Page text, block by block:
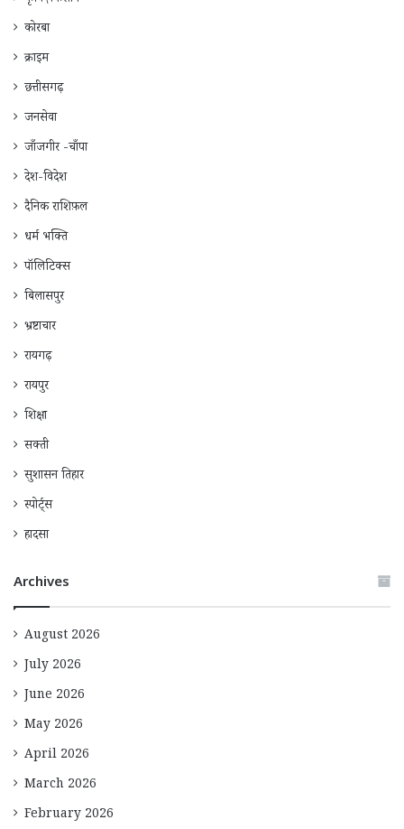
कोरबा
क्राइम
छत्तीसगढ़
जनसेवा
जाँजगीर -चाँपा
देश-विदेश
दैनिक राशिफ़ल
धर्म भक्ति
पॉलिटिक्स
बिलासपुर
भ्रष्टाचार
रायगढ़
रायपुर
शिक्षा
सक्ती
सुशासन तिहार
स्पोर्ट्स
हादसा
Archives
August 2026
July 2026
June 2026
May 2026
April 2026
March 2026
February 2026